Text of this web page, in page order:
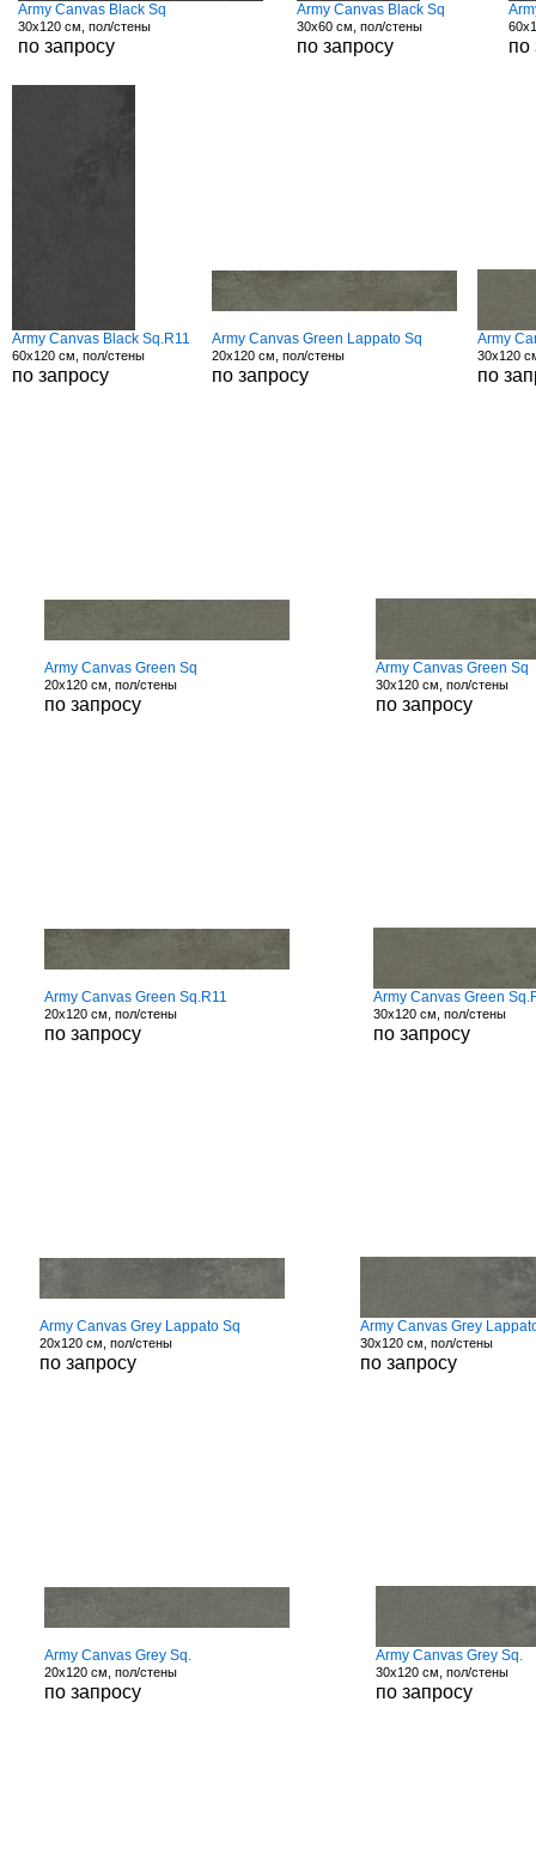
Army Canvas Black Sq
30x120 см, пол/стены
по запросу
Army Canvas Black Sq
30x60 см, пол/стены
по запросу по
Army Canvas Black Sq.R11
60x120 см, пол/стены
по запросу
Army Canvas Green Lappato Sq
20x120 см, пол/стены
по запросу
Army
30x120
по
Army Canvas Green Sq
20x120 см, пол/стены
по запросу
Army Canvas Green Sq
30x120 см, пол/стены
по запросу
Army Canvas Green Sq.R11
20x120 см, пол/стены
по запросу
Army Canvas Green
30x120 см, пол/стены
по запросу
Army Canvas Grey Lappato Sq
20x120 см, пол/стены
по запросу
Army Canvas Grey
30x120 см, пол/стены
по запросу
Army Canvas Grey Sq.
20x120 см, пол/стены
по запросу
Army Canvas Grey Sq.
30x120 см, пол/стены
по запросу